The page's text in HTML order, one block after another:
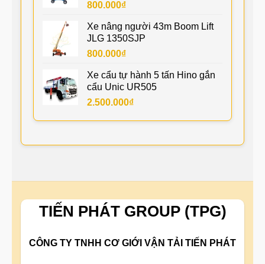
800.000₫
Xe nâng người 43m Boom Lift
JLG 1350SJP
800.000₫
Xe cẩu tự hành 5 tấn Hino gắn
cẩu Unic UR505
2.500.000₫
TIẾN PHÁT GROUP (TPG)
CÔNG TY TNHH CƠ GIỚI VẬN TẢI TIẾN PHÁT